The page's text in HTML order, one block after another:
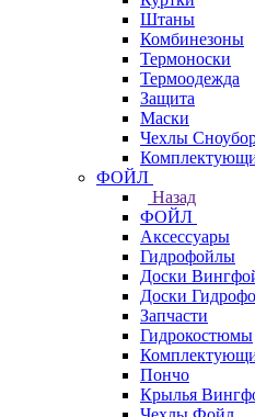
Штаны
Комбинезоны
Термоноски
Термоодежда
Защита
Маски
Чехлы
ФОЙЛ
Назад
ФОЙЛ
Аксессуары
Гидрофойлы
Доски
Доски
Запчасти
Гидрокостюмы
Пончо
Крылья